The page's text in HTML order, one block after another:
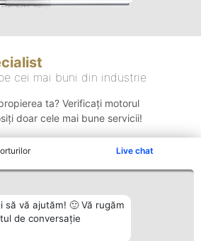
Live chat
să vă ajutăm! 🙂 Vă rugăm
de conversație
cei mai buni din industrie
ta? Verificați motorul
doar cele mai bune servicii!